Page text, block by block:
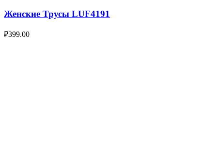
Женские Трусы LUF4191
₽399.00